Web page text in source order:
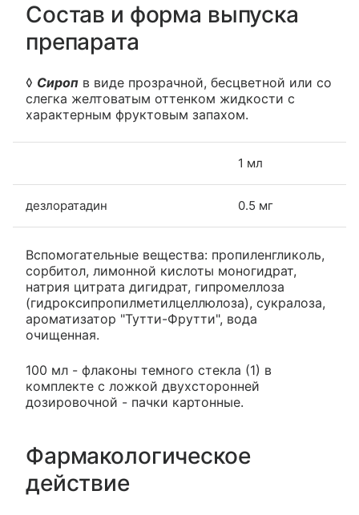
Состав и форма выпуска
препарата
◊ Сироп в виде прозрачной, бесцветной или со
слегка желтоватым оттенком жидкости с
характерным фруктовым запахом.
1 мл
дезлоратадин 0.5 мг
Вспомогательные вещества: пропиленгликоль,
сорбитол, лимонной кислоты моногидрат,
натрия цитрата дигидрат, гипромеллоза
(гидроксипропилметилцеллюлоза), сукралоза,
ароматизатор "Тутти-Фрутти", вода
очищенная.
100 мл - флаконы темного стекла (1) в
комплекте с ложкой двухсторонней
дозировочной - пачки картонные.
Фармакологическое
действие